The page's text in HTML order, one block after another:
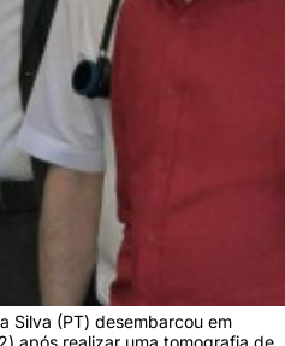
Silva (PT) desembarcou em
após realizar uma tomografia de